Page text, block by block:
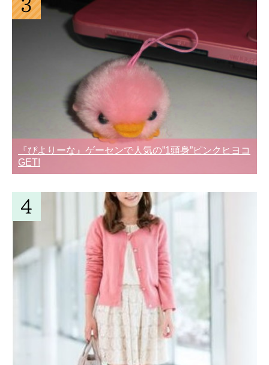
『ぴよりーな』ゲーセンで人気の”1頭身”ピンクヒヨコ
GET!